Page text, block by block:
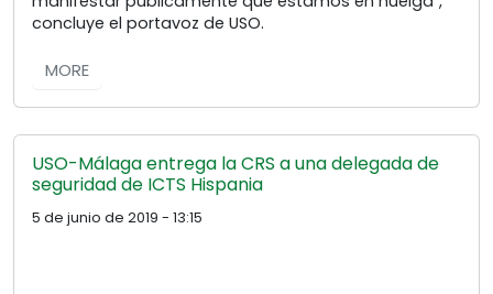
concluye el portavoz de USO.
MORE
USO-Málaga entrega la CRS a una delegada de
seguridad de ICTS Hispania
5 de junio de 2019 - 13:15